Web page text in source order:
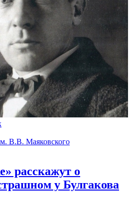
В.В. Маяковского
расскажут о
у Булгакова